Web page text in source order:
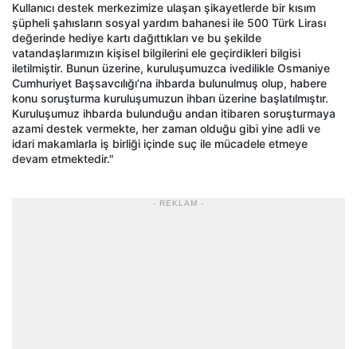
Kullanıcı destek merkezimize ulaşan şikayetlerde bir kısım
şüpheli şahısların sosyal yardım bahanesi ile 500 Türk Lirası
değerinde hediye kartı dağıttıkları ve bu şekilde
vatandaşlarımızın kişisel bilgilerini ele geçirdikleri bilgisi
iletilmiştir. Bunun üzerine, kuruluşumuzca ivedilikle Osmaniye
Cumhuriyet Başsavcılığı’na ihbarda bulunulmuş olup, habere
konu soruşturma kuruluşumuzun ihbarı üzerine başlatılmıştır.
Kuruluşumuz ihbarda bulunduğu andan itibaren soruşturmaya
azami destek vermekte, her zaman olduğu gibi yine adli ve
idari makamlarla iş birliği içinde suç ile mücadele etmeye
devam etmektedir."
- REKLAM -